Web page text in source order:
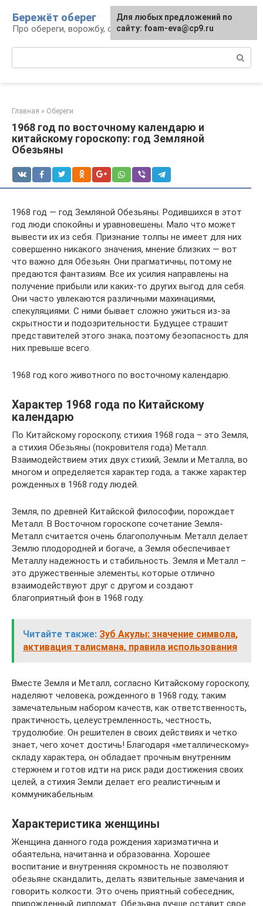
контенту
Бережёт оберег
Про обереги, ворожбу, сны и гадания
Главная » Обереги
1968 год по восточному календарю и
китайскому гороскопу: год Земляной
Обезьяны
1968 год — год Земляной Обезьяны. Родившихся в этот
год люди спокойны и уравновешены. Мало что может
вывести их из себя. Признание толпы не имеет для них
совершенно никакого значения, мнение близких — вот
что важно для Обезьян. Они прагматичны, потому не
предаются фантазиям. Все их усилия направлены на
получение прибыли или каких-то других выгод для себя.
Они часто увлекаются различными махинациями,
спекуляциями. С ними бывает сложно ужиться из-за
скрытности и подозрительности. Будущее страшит
представителей этого знака, поэтому безопасность для
них превыше всего.
1968 год кого животного по восточному календарю.
Характер 1968 года по Китайскому
календарю
По Китайскому гороскопу, стихия 1968 года – это Земля,
а стихия Обезьяны (покровителя года) Металл.
Взаимодействием этих двух стихий, Земли и Металла, во
многом и определяется характер года, а также характер
рожденных в 1968 году людей.
Земля, по древней Китайской философии, порождает
Металл. В Восточном гороскопе сочетание Земля-
Металл считается очень благополучным. Металл делает
Землю плодородней и богаче, а Земля обеспечивает
Металлу надежность и стабильность. Земля и Металл –
это дружественные элементы, которые отлично
взаимодействуют друг с другом и создают
благоприятный фон в 1968 году.
Читайте также: Зуб Акулы: значение символа,
активация талисмана, правила использования
Вместе Земля и Металл, согласно Китайскому гороскопу,
наделяют человека, рожденного в 1968 году, таким
замечательным набором качеств, как ответственность,
практичность, целеустремленность, честность,
трудолюбие. Он решителен в своих действиях и четко
знает, чего хочет достичь! Благодаря «металлическому»
складу характера, он обладает прочным внутренним
стержнем и готов идти на риск ради достижения своих
целей, а стихия Земли делает его реалистичным и
коммуникабельным.
Характеристика женщины
Женщина данного года рождения харизматична и
обаятельна, начитанна и образованна. Хорошее
воспитание и внутренняя скромность не позволяют
обезьяне скандалить, делать язвительные замечания и
говорить колкости. Это очень приятный собеседник,
прирожденный дипломат. Обезьяна лучше оставит свое
Для любых предложений по
сайту: foam-eva@cp9.ru